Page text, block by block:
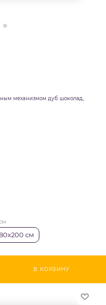
механизмом дуб шоколад,
В КОРЗИНУ
см